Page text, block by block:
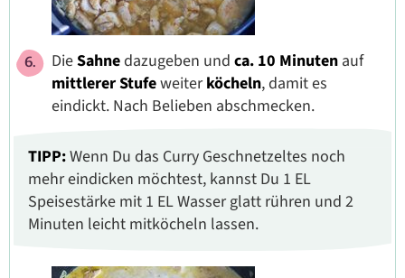
DieSahnedazugeben und ca. 10 Minuten auf
mittlerer Stufeweiterköcheln, damit es
eindickt. Nach Belieben abschmecken.
TIPP:Wenn Du das Curry Geschnetzeltes noch
mehr eindicken möchtest, kannst Du 1 EL
Speisestärke mit 1 EL Wasser glatt rühren und 2
Minuten leicht mitköcheln lassen.